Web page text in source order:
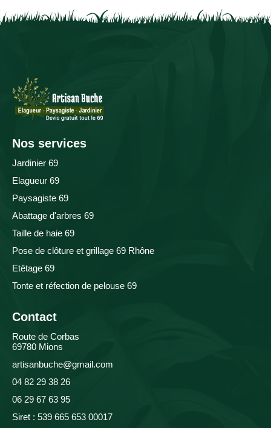
Nos services
Jardinier 69
Elagueur 69
Paysagiste 69
Abattage d'arbres 69
Taille de haie 69
Pose de clôture et grillage 69 Rhône
Etêtage 69
Tonte et réfection de pelouse 69
Contact
Route de Corbas
69780 Mions
artisanbuche@gmail.com
04 82 29 38 26
06 29 67 63 95
Siret : 539 665 653 00017